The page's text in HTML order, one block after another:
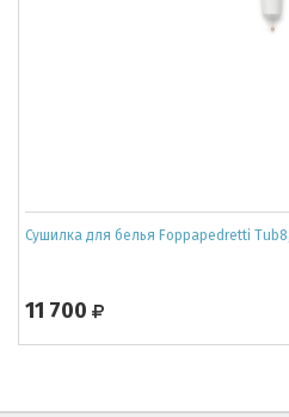
Сушилка для белья Foppapedretti
11 700